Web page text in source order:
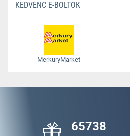
KEDVENC E-BOLTOK
MerkuryMarket
65738